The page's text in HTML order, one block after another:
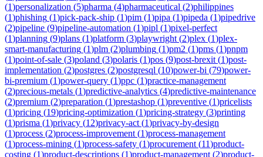
(1)personalization (5)pharma (4)pharmaceutical (2)philippines
(1)phishing (1)pick-pack-ship (1)pim (1)pipa (1)pipeda (1)pipedrive
(2)pipeline (9)pipeline-automation (1)pipl (1)pixel-perfect
(1)planning (9)plans (1)platform (3)playwright (2)plex (1)plex-
smart-manufacturing (1)plm (2)plumbing (1)pm2 (1)pms (1)pnpm
(1)point-of-sale (3)poland (3)polaris (1)pos (9)post-brexit (1)post-
implementation (2)postgres (2)postgresql (10)power-bi (79)power-
bi-premium (1)power-query (1)ppc (1)practice-management
(2)precious-metals (1)predictive-analytics (4)predictive-maintenance
(2)premium (2)preparation (1)prestashop (1)preventive (1)pricelists
(1)pricing (19)pricing-optimization (1)pricing-strategy (3)printing
(1)prisma (1)privacy (12)privacy-act (1)privacy-by-design
(1)process (2)process-improvement (1)process-management
(1)process-mining (1)process-safety (1)procurement (11)product-
costing (1)product-descriptions (1)product-management (2)product-